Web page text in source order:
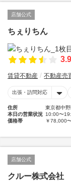
店舗公式
ちぇりちん
賃貸不動産 不動産売
出張・訪問対応
住所
東京都中
本日の営業状況 10:00〜
価格帯
￥78,000
店舗公式
クルー株式会社